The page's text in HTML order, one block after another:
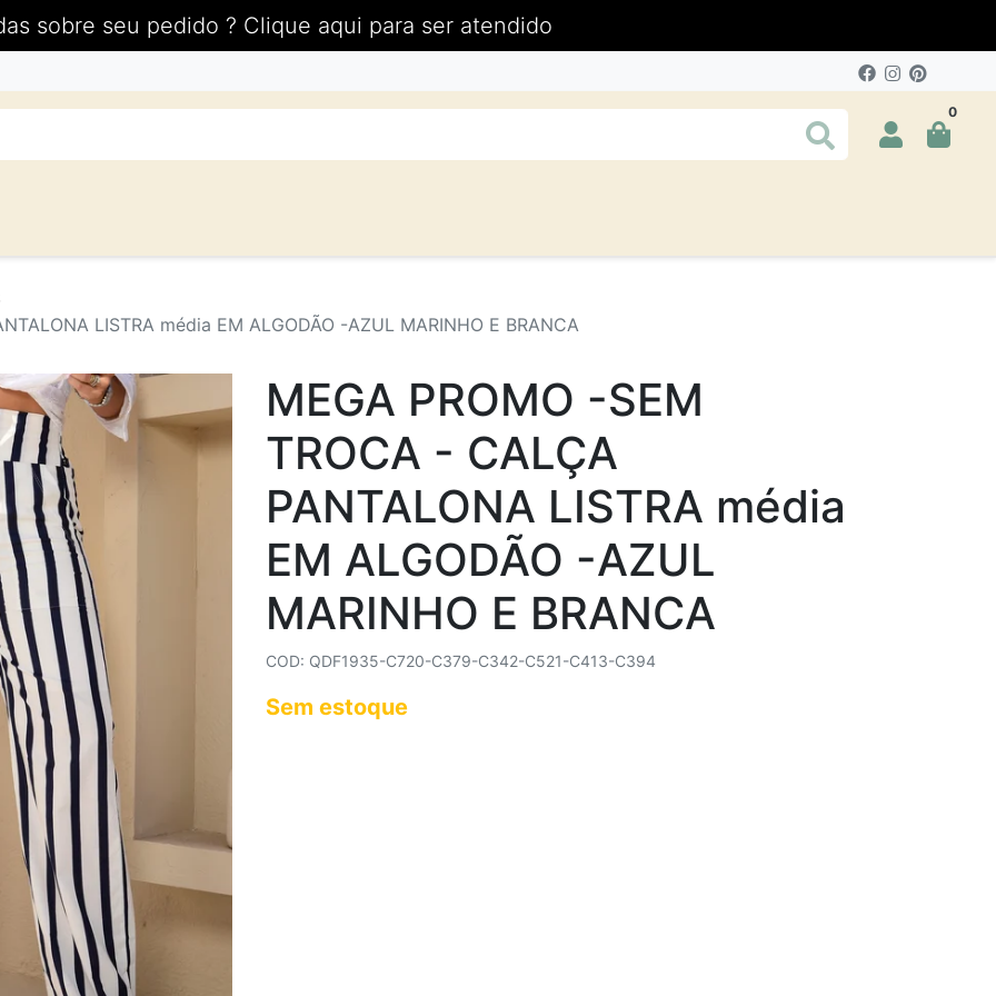
sobre seu pedido ? Clique aqui para ser atendido
0
LISTRA média EM ALGODÃO -AZUL MARINHO E BRANCA
MEGA PROMO -SEM
TROCA - CALÇA
PANTALONA LISTRA média
EM ALGODÃO -AZUL
MARINHO E BRANCA
COD: QDF1935-C720-C379-C342-C521-C413-C394
Sem estoque